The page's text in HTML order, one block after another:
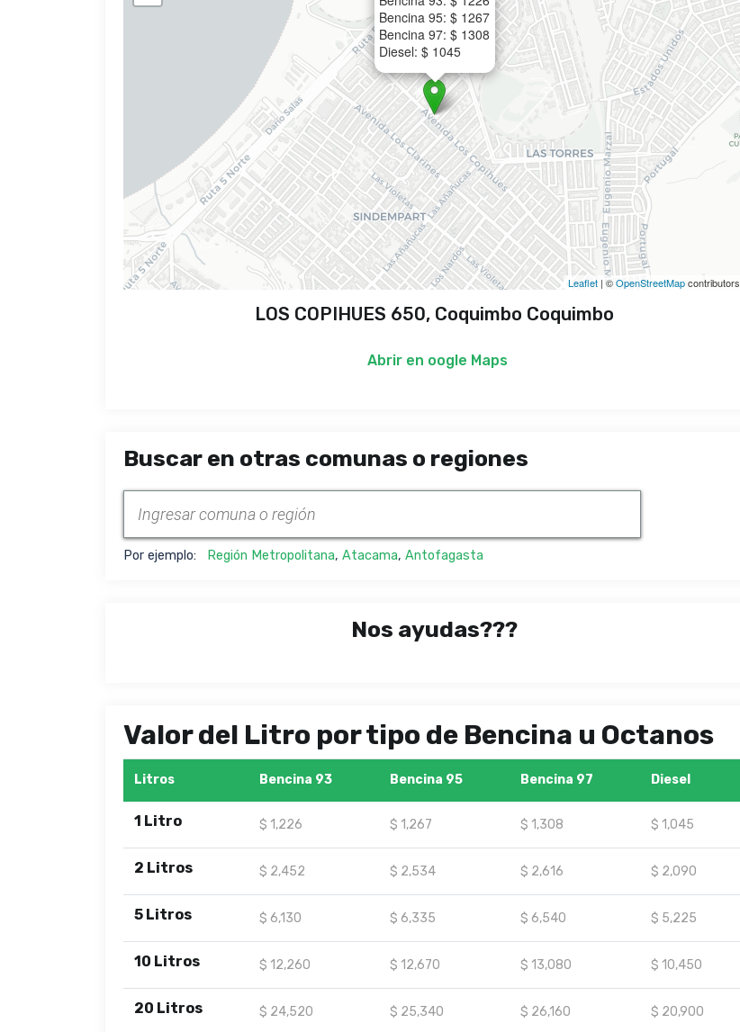
Bencina 95: $ 1267
Bencina 97: $ 1308
Diesel: $ 1045
Leaflet | ©OpenStreetMapcontributors
LOS COPIHUES 650, Coquimbo Coquimbo
Abrir en oogle Maps
Buscar en otras comunas o regiones
Por ejemplo: Región Metropolitana, Atacama, Antofagasta
Nos ayudas???
Valor del Litro por tipo de Bencina u Octanos
Litros Bencina 93 Bencina 95 Bencina 97 Diesel
1 Litro $ 1,226 $ 1,267 $ 1,308 $ 1,045
2 Litros $ 2,452 $ 2,534 $ 2,616 $ 2,090
5 Litros $ 6,130 $ 6,335 $ 6,540 $ 5,225
10 Litros $ 12,260 $ 12,670 $ 13,080 $ 10,450
20 Litros $ 24,520 $ 25,340 $ 26,160 $ 20,900